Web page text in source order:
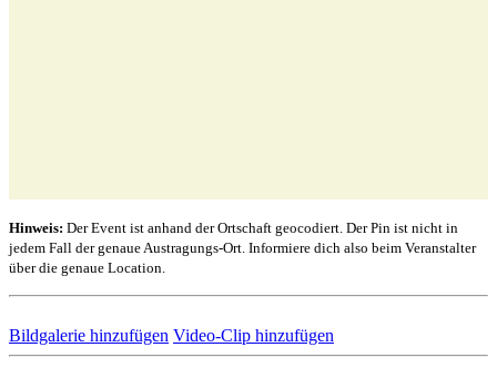
Hinweis: Der Event ist anhand der Ortschaft geocodiert. Der Pin ist nicht in
jedem Fall der genaue Austragungs-Ort. Informiere dich also beim Veranstalter
über die genaue Location.
Bildgalerie hinzufügen Video-Clip hinzufügen